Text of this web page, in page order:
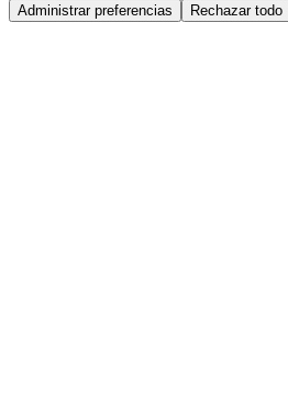
Administrar preferencias Rechazar todo